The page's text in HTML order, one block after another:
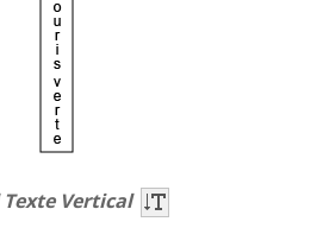
Texte Vertical